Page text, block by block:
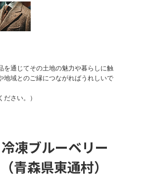
通じてその土地の魅力や暮らしに触
地域とのご縁につながればうれしいで
さい。）
凍ブルーベリー
森県東通村）